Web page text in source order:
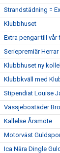
Strandstädning =
Klubbhuset
Extra pengar till vår
Seriepremiär Herrar
Klubbhuset ny
Klubbkväll med
Stipendiat Louise
Vässjebostäder
Kallelse Årsmöte
Motorväst
Ica Nära Dingle